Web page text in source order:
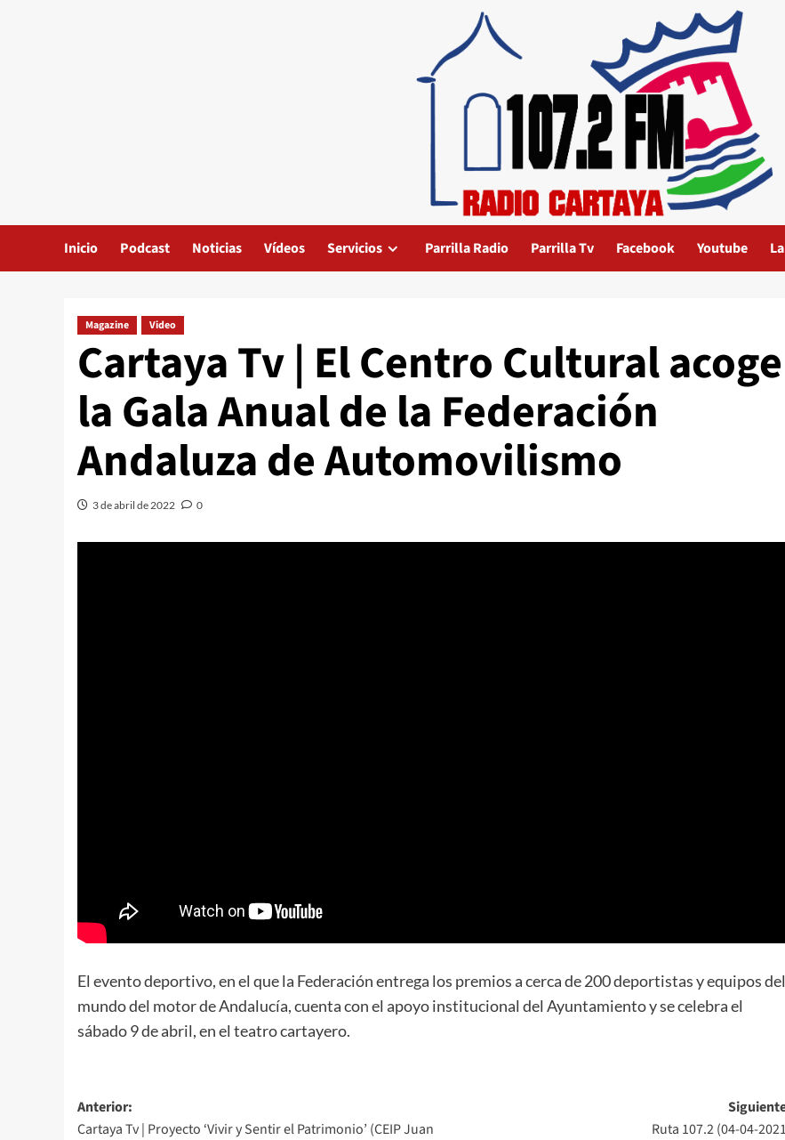
Inicio Podcast Noticias Vídeos Servicios Parrilla Radio Parrilla Tv Facebook Youtube
Magazine Video
Cartaya Tv | El Centro Cultural acoge
la Gala Anual de la Federación
Andaluza de Automovilismo
3 de abril de 2022 0
El evento deportivo, en el que la Federación entrega los premios a cerca de 200 deportistas y equipos del
mundo del motor de Andalucía, cuenta con el apoyo institucional del Ayuntamiento y se celebra el
sábado 9 de abril, en el teatro cartayero.
Anterior:
Cartaya Tv | Proyecto ‘Vivir y Sentir el Patrimonio’ (CEIP Juan
Ruta 107.2 (04-04-